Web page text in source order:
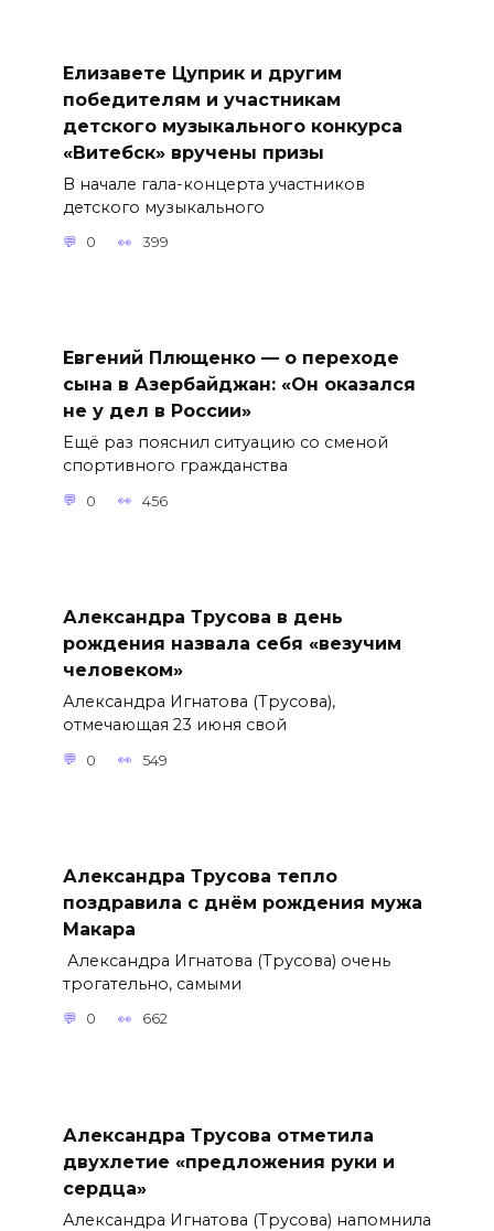
Елизавете Цуприк и другим
победителям и участникам
детского музыкального конкурса
«Витебск» вручены призы
В начале гала-концерта участников
детского музыкального
0 399
Евгений Плющенко — о переходе
сына в Азербайджан: «Он оказался
не у дел в России»
Ещё раз пояснил ситуацию со сменой
спортивного гражданства
0 456
Александра Трусова в день
рождения назвала себя «везучим
человеком»
Александра Игнатова (Трусова),
отмечающая 23 июня свой
0 549
Александра Трусова тепло
поздравила с днём рождения мужа
Макара
Александра Игнатова (Трусова) очень
трогательно, самыми
0 662
Александра Трусова отметила
двухлетие «предложения руки и
сердца»
Александра Игнатова (Трусова) напомнила